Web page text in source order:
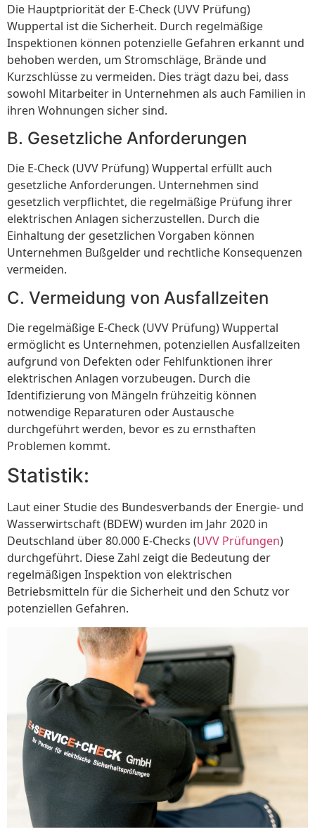
Die Hauptpriorität der E-Check (UVV Prüfung)
Wuppertal ist die Sicherheit. Durch regelmäßige
Inspektionen können potenzielle Gefahren erkannt und
behoben werden, um Stromschläge, Brände und
Kurzschlüsse zu vermeiden. Dies trägt dazu bei, dass
sowohl Mitarbeiter in Unternehmen als auch Familien in
ihren Wohnungen sicher sind.
B. Gesetzliche Anforderungen
Die E-Check (UVV Prüfung) Wuppertal erfüllt auch
gesetzliche Anforderungen. Unternehmen sind
gesetzlich verpflichtet, die regelmäßige Prüfung ihrer
elektrischen Anlagen sicherzustellen. Durch die
Einhaltung der gesetzlichen Vorgaben können
Unternehmen Bußgelder und rechtliche Konsequenzen
vermeiden.
C. Vermeidung von Ausfallzeiten
Die regelmäßige E-Check (UVV Prüfung) Wuppertal
ermöglicht es Unternehmen, potenziellen Ausfallzeiten
aufgrund von Defekten oder Fehlfunktionen ihrer
elektrischen Anlagen vorzubeugen. Durch die
Identifizierung von Mängeln frühzeitig können
notwendige Reparaturen oder Austausche
durchgeführt werden, bevor es zu ernsthaften
Problemen kommt.
Statistik:
Laut einer Studie des Bundesverbands der Energie- und
Wasserwirtschaft (BDEW) wurden im Jahr 2020 in
Deutschland über 80.000 E-Checks (UVV Prüfungen)
durchgeführt. Diese Zahl zeigt die Bedeutung der
regelmäßigen Inspektion von elektrischen
Betriebsmitteln für die Sicherheit und den Schutz vor
potenziellen Gefahren.